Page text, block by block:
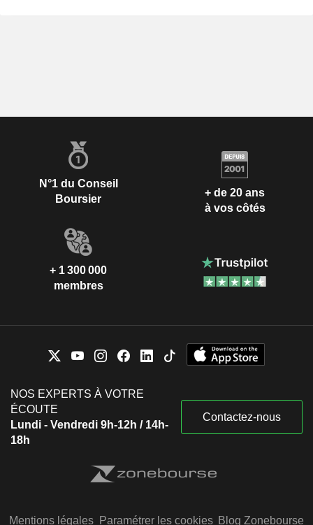
N°1 du Conseil
Boursier
+ de 20 ans
à vos côtés
+ 1 300 000
membres
NOS EXPERTS À VOTRE
ÉCOUTE
Lundi - Vendredi 9h-12h / 14h-
18h
Contactez-nous
Mentions légales Paramétrer les cookies Blog Zonebourse